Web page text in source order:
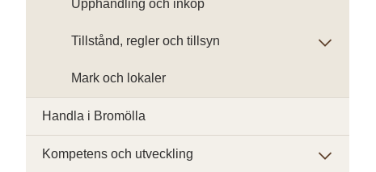
Upphandling och inköp
Tillstånd, regler och tillsyn
Mark och lokaler
Handla i Bromölla
Kompetens och utveckling